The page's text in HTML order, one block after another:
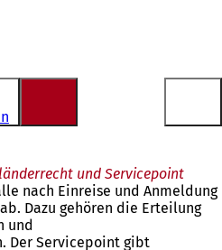
und Servicepoint
nach Einreise und Anmeldung
Dazu gehören die Erteilung
und
Der Servicepoint gibt